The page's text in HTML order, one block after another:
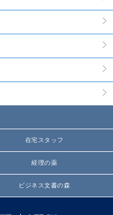
在宅スタッフ
経理の薬
ビジネス文書の森